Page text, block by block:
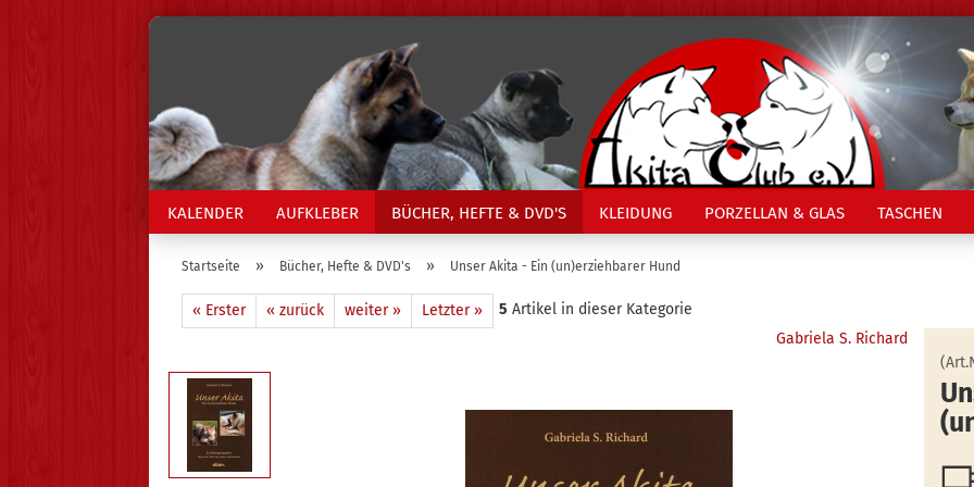
KALENDER AUFKLEBER BÜCHER, HEFTE & DVD'S KLEIDUNG PORZELLAN & GLAS TASCHEN
Startseite » Bücher, Hefte & DVD's » Unser Akita - Ein (un)erziehbarer Hund
« Erster « zurück weiter » Letzter » 5 Artikel in dieser Kategorie
Gabriela S. Richard